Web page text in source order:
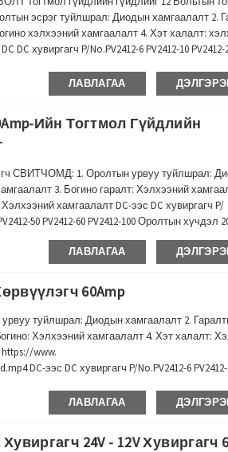
эсрэг туйлшрал: Диодын хамгаалалт 2.
хэлхээний хамгаалалт 4. Хэт халалт:
хувиргагч P/No.PV2412-6 PV2412-10 PV2412-
ЛАВЛАГАА
Ийн Тогтмол Гүйдлийн
СВИТЧОМД: 1. Оролтын урвуу туйлшрал:
3. Богино гаралт: Хэлхээний
хамгаалалт DC-ээс DC хувиргагч P/
50 PV2412-60 PV2412-100 Оролтын хүчдэл
mp ( тасралтгүй) 30Ам (тасралтгүй...
ЛАВЛАГАА
60Amp
урвуу туйлшрал: Диодын хамгаалалт 2.
Хэлхээний хамгаалалт 4. Хэт халалт:
www.
DC-ээс DC хувиргагч P/No.PV2412-6 PV2412-
ЛАВЛАГАА
24V - 12V Хувиргагч